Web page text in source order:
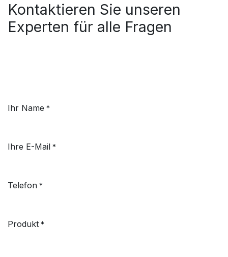
Kontaktieren Sie unseren
Experten für alle Fragen
Ihr Name *
Ihre E-Mail *
Telefon *
Produkt *